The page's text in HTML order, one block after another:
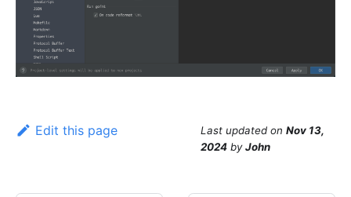
Edit this page Last updated on Nov 13,
2024 byJohn